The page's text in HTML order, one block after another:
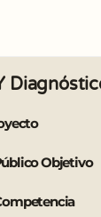
Objetivo